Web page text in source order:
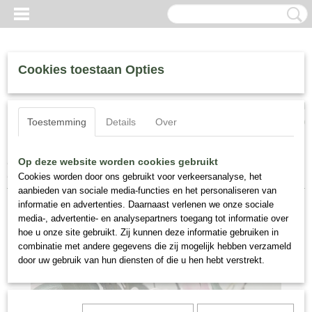
Inloggen Registreren
(0)
Home >Zijde Bloemen>Zijde Bloemstukken>Bloemstuk, Zijden
Rozen En Magnolia Nr 117
Cookies toestaan Opties
Toestemming Details Over
Op deze website worden cookies gebruikt
Cookies worden door ons gebruikt voor verkeersanalyse, het
aanbieden van sociale media-functies en het personaliseren van
informatie en advertenties. Daarnaast verlenen we onze sociale
media-, advertentie- en analysepartners toegang tot informatie over
hoe u onze site gebruikt. Zij kunnen deze informatie gebruiken in
combinatie met andere gegevens die zij mogelijk hebben verzameld
door uw gebruik van hun diensten of die u hen hebt verstrekt.